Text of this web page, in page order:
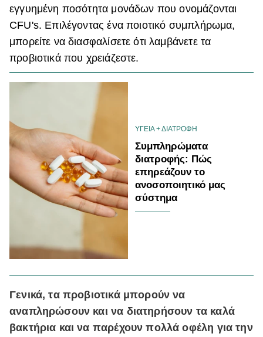
Market News
εγγυημένη ποσότητα μονάδων που ονομάζονται
CFU's. Επιλέγοντας ένα ποιοτικό συμπλήρωμα,
μπορείτε να διασφαλίσετε ότι λαμβάνετε τα
προβιοτικά που χρειάζεστε.
ΥΓΕΙΑ + ΔΙΑΤΡΟΦΗ
Συμπληρώματα
διατροφής: Πώς
επηρεάζουν το
ανοσοποιητικό μας
σύστημα
Γενικά, τα προβιοτικά μπορούν να
αναπληρώσουν και να διατηρήσουν τα καλά
βακτήρια και να παρέχουν πολλά οφέλη για την